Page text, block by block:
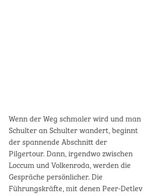
Wenn der Weg schmaler wird und man
Schulter an Schulter wandert, beginnt
der spannende Abschnitt der
Pilgertour. Dann, irgendwo zwischen
Loccum und Volkenroda, werden die
Gespräche persönlicher. Die
Führungskräfte, mit denen Peer-Detlev